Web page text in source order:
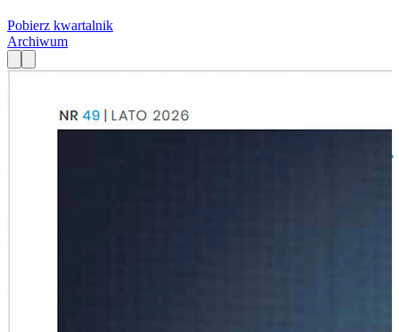
Pobierz kwartalnik
Archiwum